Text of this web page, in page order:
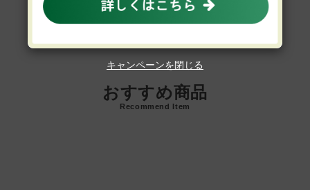
おすすめ商品
Recommend Item
キャンペーンを閉じる